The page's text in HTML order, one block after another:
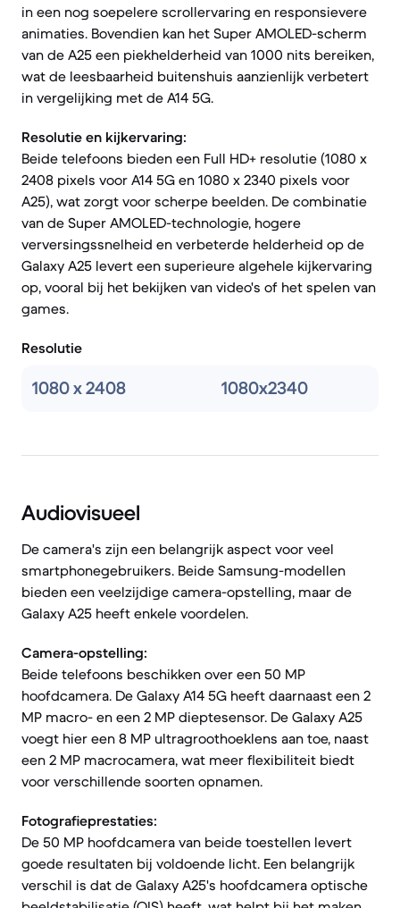
in een nog soepelere scrollervaring en responsievere
animaties. Bovendien kan het Super AMOLED-scherm
van de A25 een piekhelderheid van 1000 nits bereiken,
wat de leesbaarheid buitenshuis aanzienlijk verbetert
in vergelijking met de A14 5G.
Resolutie en kijkervaring:
Beide telefoons bieden een Full HD+ resolutie (1080 x
2408 pixels voor A14 5G en 1080 x 2340 pixels voor
A25), wat zorgt voor scherpe beelden. De combinatie
van de Super AMOLED-technologie, hogere
verversingssnelheid en verbeterde helderheid op de
Galaxy A25 levert een superieure algehele kijkervaring
op, vooral bij het bekijken van video's of het spelen van
games.
Resolutie
1080 x 2408 1080x2340
Audiovisueel
De camera's zijn een belangrijk aspect voor veel
smartphonegebruikers. Beide Samsung-modellen
bieden een veelzijdige camera-opstelling, maar de
Galaxy A25 heeft enkele voordelen.
Camera-opstelling:
Beide telefoons beschikken over een 50 MP
hoofdcamera. De Galaxy A14 5G heeft daarnaast een 2
MP macro- en een 2 MP dieptesensor. De Galaxy A25
voegt hier een 8 MP ultragroothoeklens aan toe, naast
een 2 MP macrocamera, wat meer flexibiliteit biedt
voor verschillende soorten opnamen.
Fotografieprestaties:
De 50 MP hoofdcamera van beide toestellen levert
goede resultaten bij voldoende licht. Een belangrijk
verschil is dat de Galaxy A25's hoofdcamera optische